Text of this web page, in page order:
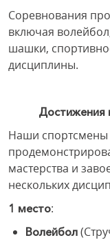
Соревнования
включая
шашки,
дисциплины.
Наши спортсмены
мастерства и
нескольких
1 место:
Волейбол